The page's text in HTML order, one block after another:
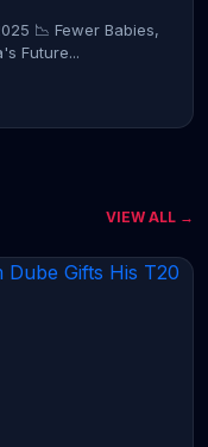
📉 Fewer Babies,
Future...
VIEW ALL →